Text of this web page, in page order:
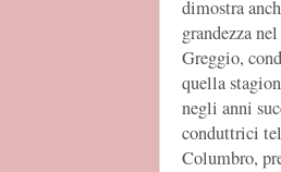
dimostra
grandezza
Greggio,
quella
negli anni
conduttrici
Columbro,